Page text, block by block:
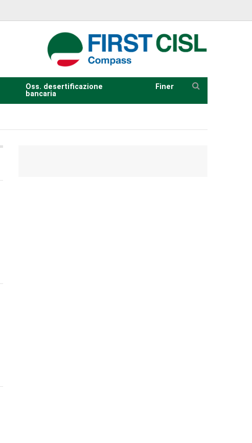
Oss. desertificazione
bancaria
Finer